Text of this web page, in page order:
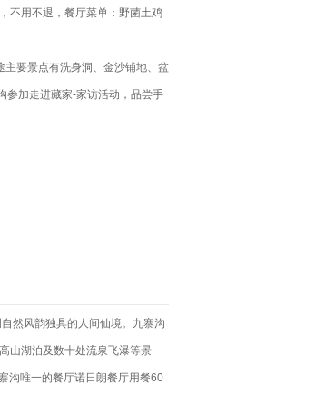
不用不退，餐厅菜单：野菌土鸡
要景点有洗身洞、金沙铺地、盆
参加走进藏家-家访活动，品尝手
然风韵独具的人间仙境。九寨沟
山湖泊及数十处流泉飞瀑等景
沟唯一的餐厅诺日朗餐厅用餐60